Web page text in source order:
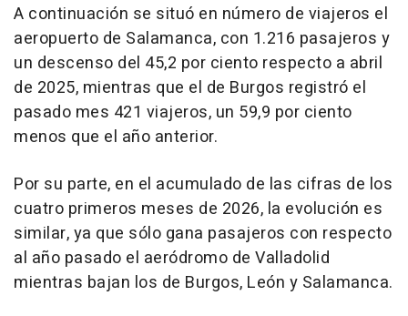
A continuación se situó en número de viajeros el
aeropuerto de Salamanca, con 1.216 pasajeros y
un descenso del 45,2 por ciento respecto a abril
de 2025, mientras que el de Burgos registró el
pasado mes 421 viajeros, un 59,9 por ciento
menos que el año anterior.
Por su parte, en el acumulado de las cifras de los
cuatro primeros meses de 2026, la evolución es
similar, ya que sólo gana pasajeros con respecto
al año pasado el aeródromo de Valladolid
mientras bajan los de Burgos, León y Salamanca.